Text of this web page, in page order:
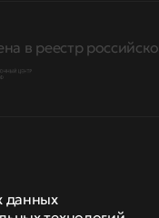
в реестр
данных